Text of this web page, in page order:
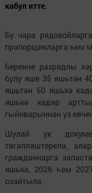
кабул итте.
Бу чара
прапорщикларга һәм
Беренче разрядлы
булу яше 35 яшьтән
яшьтән 50 яшькә
яшькә кадәр
гыйнварыннан үз
Шулай ук
төгәлләштерелә,
гражданнарга
яшькә, 2026 һәм
озайтыла.